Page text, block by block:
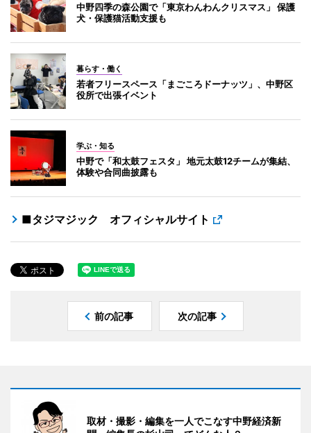
中野四季の森公園で「東京わんわんクリスマス」 保護
犬・保護猫活動支援も
暮らす・働く
若者フリースペース「まごころドーナッツ」、中野区
役所で出張イベント
学ぶ・知る
中野で「和太鼓フェスタ」 地元太鼓12チームが集結、
体験や合同曲披露も
■タジマジック オフィシャルサイト
前の記事 次の記事
取材・撮影・編集を一人でこなす中野経済新